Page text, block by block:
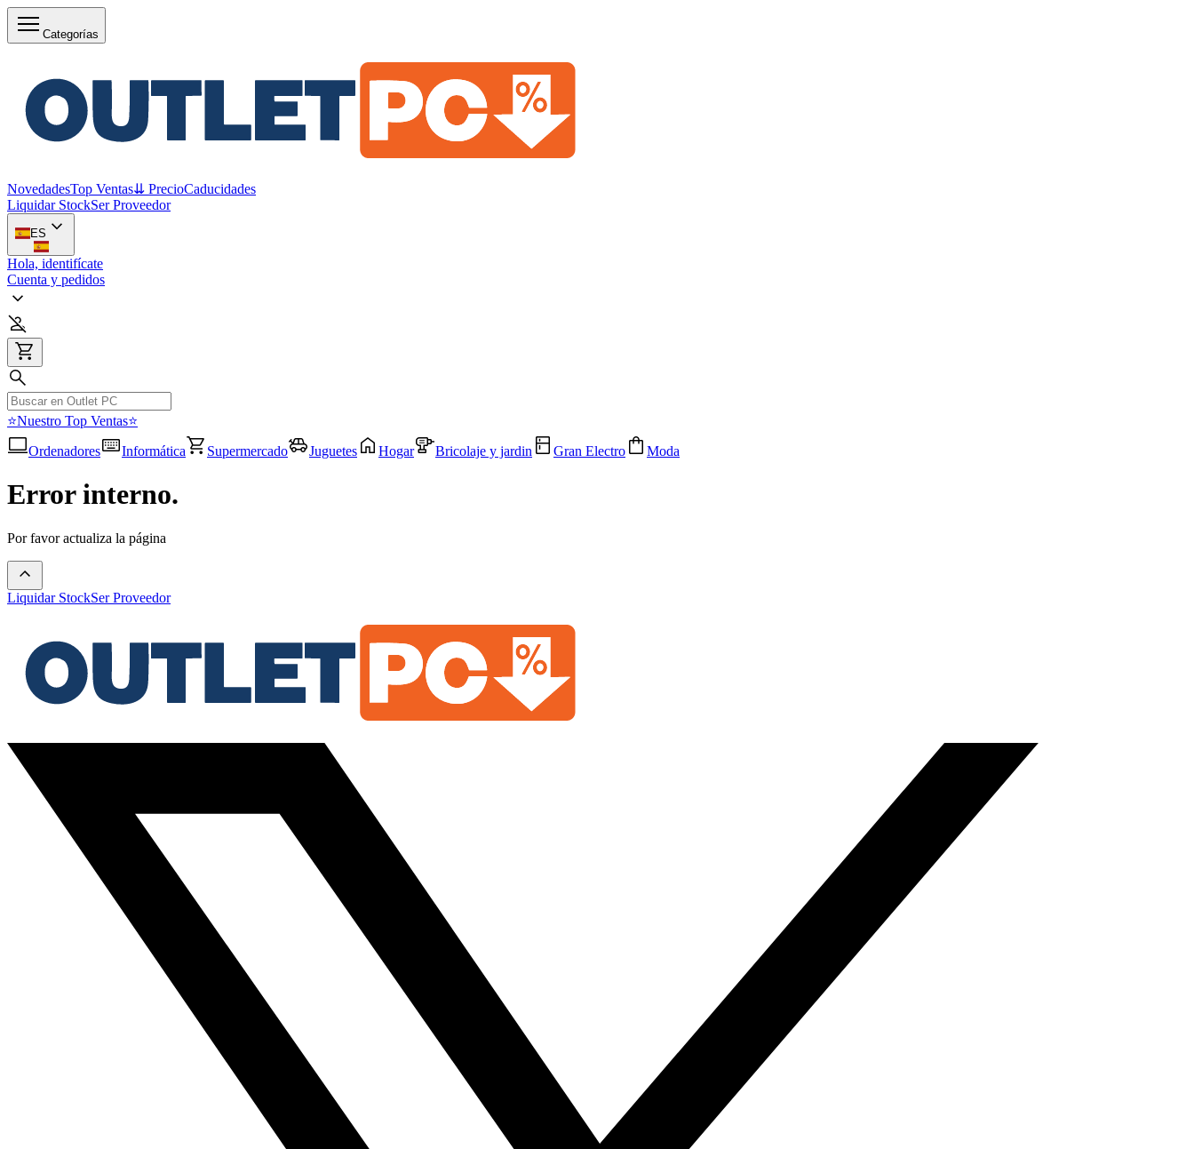
Categorías
NovedadesTop Ventas⇊ PrecioCaducidades
Liquidar StockSer Proveedor
ES
Hola, identifícate
Cuenta y pedidos
⭐Nuestro Top Ventas⭐
Ordenadores
Informática Supermercado Juguetes Hogar Bricolaje y jardin Gran Electro Moda
Error interno.
Por favor actualiza la página
Liquidar StockSer Proveedor